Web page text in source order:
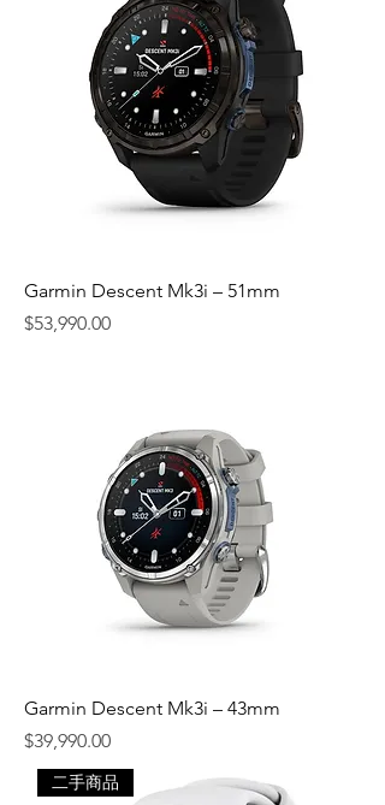
Garmin Descent Mk3i – 51mm
價格
$53,990.00
Garmin Descent Mk3i – 43mm
價格
$39,990.00
二手商品